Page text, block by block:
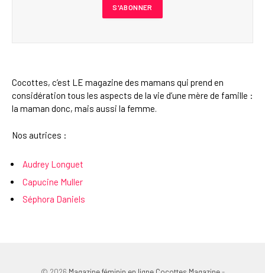
Cocottes, c’est LE magazine des mamans qui prend en
considération tous les aspects de la vie d’une mère de famille :
la maman donc, mais aussi la femme.
Nos autrices :
Audrey Longuet
Capucine Muller
Séphora Daniels